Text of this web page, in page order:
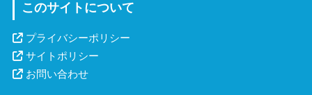
このサイトについて
プライバシーポリシー
サイトポリシー
お問い合わせ